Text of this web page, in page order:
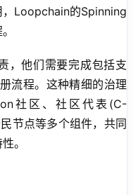
，Loopchain的Spinning
，他们需要完成包括支
流程。这种精细的治理
社区、社区代表(C-
节点等多个组件，共同
。